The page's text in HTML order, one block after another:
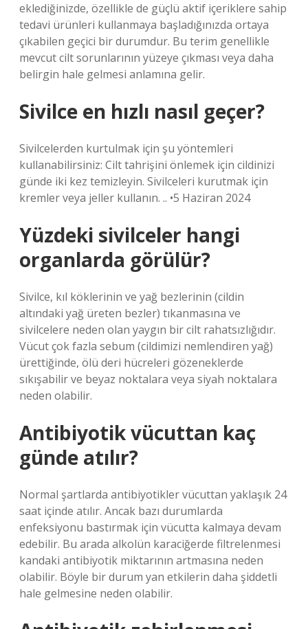
eklediğinizde, özellikle de güçlü aktif içeriklere sahip
tedavi ürünleri kullanmaya başladığınızda ortaya
çıkabilen geçici bir durumdur. Bu terim genellikle
mevcut cilt sorunlarının yüzeye çıkması veya daha
belirgin hale gelmesi anlamına gelir.
Sivilce en hızlı nasıl geçer?
Sivilcelerden kurtulmak için şu yöntemleri
kullanabilirsiniz: Cilt tahrişini önlemek için cildinizi
günde iki kez temizleyin. Sivilceleri kurutmak için
kremler veya jeller kullanın. .. •5 Haziran 2024
Yüzdeki sivilceler hangi
organlarda görülür?
Sivilce, kıl köklerinin ve yağ bezlerinin (cildin
altındaki yağ üreten bezler) tıkanmasına ve
sivilcelere neden olan yaygın bir cilt rahatsızlığıdır.
Vücut çok fazla sebum (cildimizi nemlendiren yağ)
ürettiğinde, ölü deri hücreleri gözeneklerde
sıkışabilir ve beyaz noktalara veya siyah noktalara
neden olabilir.
Antibiyotik vücuttan kaç
günde atılır?
Normal şartlarda antibiyotikler vücuttan yaklaşık 24
saat içinde atılır. Ancak bazı durumlarda
enfeksiyonu bastırmak için vücutta kalmaya devam
edebilir. Bu arada alkolün karaciğerde filtrelenmesi
kandaki antibiyotik miktarının artmasına neden
olabilir. Böyle bir durum yan etkilerin daha şiddetli
hale gelmesine neden olabilir.